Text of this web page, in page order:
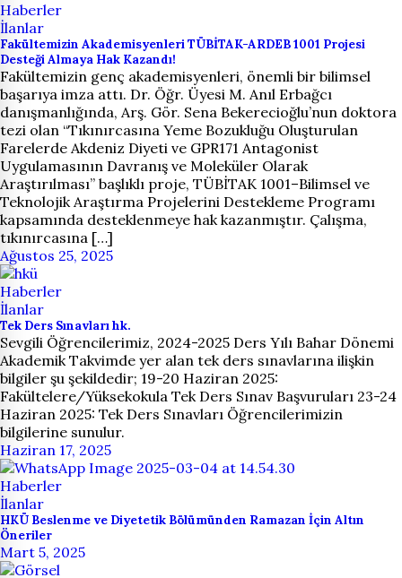
Haberler
İlanlar
Fakültemizin Akademisyenleri TÜBİTAK-ARDEB 1001 Projesi
Desteği Almaya Hak Kazandı!
Fakültemizin genç akademisyenleri, önemli bir bilimsel
başarıya imza attı. Dr. Öğr. Üyesi M. Anıl Erbağcı
danışmanlığında, Arş. Gör. Sena Bekerecioğlu’nun doktora
tezi olan “Tıkınırcasına Yeme Bozukluğu Oluşturulan
Farelerde Akdeniz Diyeti ve GPR171 Antagonist
Uygulamasının Davranış ve Moleküler Olarak
Araştırılması” başlıklı proje, TÜBİTAK 1001–Bilimsel ve
Teknolojik Araştırma Projelerini Destekleme Programı
kapsamında desteklenmeye hak kazanmıştır. Çalışma,
tıkınırcasına […]
Ağustos 25, 2025
Haberler
İlanlar
Tek Ders Sınavları hk.
Sevgili Öğrencilerimiz, 2024-2025 Ders Yılı Bahar Dönemi
Akademik Takvimde yer alan tek ders sınavlarına ilişkin
bilgiler şu şekildedir; 19-20 Haziran 2025:
Fakültelere/Yüksekokula Tek Ders Sınav Başvuruları 23-24
Haziran 2025: Tek Ders Sınavları Öğrencilerimizin
bilgilerine sunulur.
Haziran 17, 2025
Haberler
İlanlar
HKÜ Beslenme ve Diyetetik Bölümünden Ramazan İçin Altın
Öneriler
Mart 5, 2025